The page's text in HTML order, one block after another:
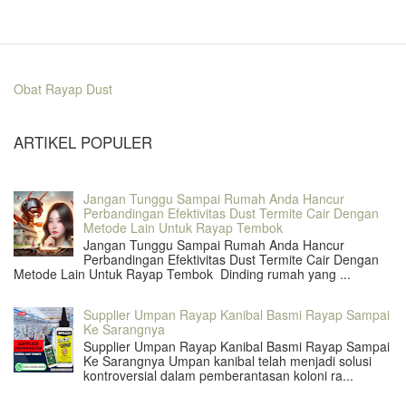
Obat Rayap Dust
ARTIKEL POPULER
Jangan Tunggu Sampai Rumah Anda Hancur
Perbandingan Efektivitas Dust Termite Cair Dengan
Metode Lain Untuk Rayap Tembok
Jangan Tunggu Sampai Rumah Anda Hancur
Perbandingan Efektivitas Dust Termite Cair Dengan
Metode Lain Untuk Rayap Tembok Dinding rumah yang ...
Supplier Umpan Rayap Kanibal Basmi Rayap Sampai
Ke Sarangnya
Supplier Umpan Rayap Kanibal Basmi Rayap Sampai
Ke Sarangnya Umpan kanibal telah menjadi solusi
kontroversial dalam pemberantasan koloni ra...